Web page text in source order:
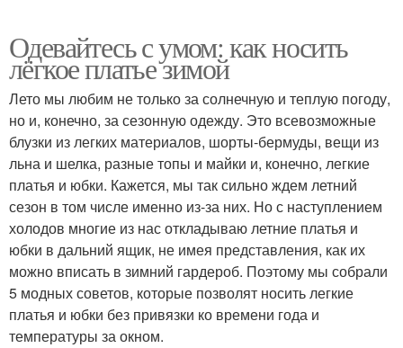
Одевайтесь с умом: как носить
лёгкое платье зимой
Лето мы любим не только за солнечную и теплую погоду,
но и, конечно, за сезонную одежду. Это всевозможные
блузки из легких материалов, шорты-бермуды, вещи из
льна и шелка, разные топы и майки и, конечно, легкие
платья и юбки. Кажется, мы так сильно ждем летний
сезон в том числе именно из-за них. Но с наступлением
холодов многие из нас откладываю летние платья и
юбки в дальний ящик, не имея представления, как их
можно вписать в зимний гардероб. Поэтому мы собрали
5 модных советов, которые позволят носить легкие
платья и юбки без привязки ко времени года и
температуры за окном.